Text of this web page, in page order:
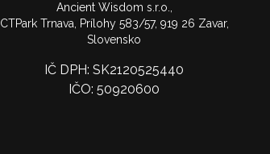
Ancient Wisdom s.r.o.,
CTPark Trnava, Prílohy 583/57, 919 26 Zavar,
Slovensko
IČ DPH: SK2120525440
IČO: 50920600